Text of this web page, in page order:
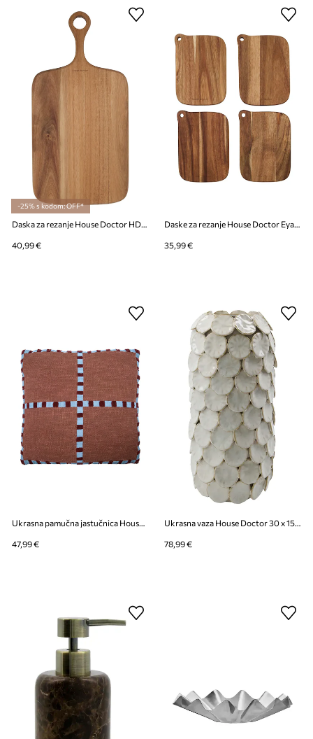
-25% s kodom: OFF*
Daska za rezanje House Doctor HDEya 50 x 25 cm
40,99 €
Daske za rezanje House Doctor Eya 13 x 18 cm 4-pack
35,99 €
Ukrasna pamučna jastučnica House Doctor HDCross 50 x 50 cm
47,99 €
Ukrasna vaza House Doctor 30 x 15 cm
78,99 €